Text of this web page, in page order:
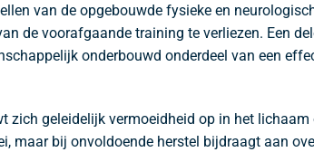
van de opgebouwde fysieke en
de voorafgaande training te verliezen. Een
onderbouwd onderdeel van een
geleidelijk vermoeidheid op in het
bij onvoldoende herstel bijdraagt aan